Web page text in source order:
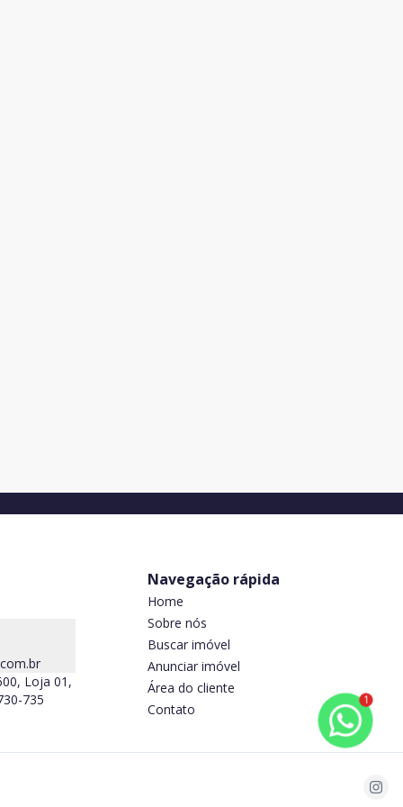
Loja 01,
735
Navegação rápida
Home
Sobre nós
Buscar imóvel
Anunciar imóvel
Área do cliente
Contato
1